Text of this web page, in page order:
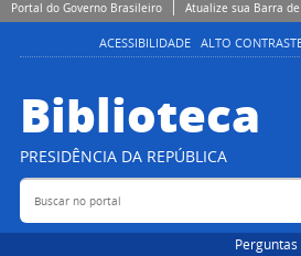
Portal do Governo Brasileiro Atualize sua Barra
ACESSIBILIDADE ALTO
Biblioteca
PRESIDÊNCIA DA REPÚBLICA
Buscar no portal